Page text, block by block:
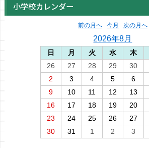
小学校カレンダー
前の月へ 今月 次の月へ
2026年8月
日 月 火 水 木
26
27 28 29 30
2
3 4 5 6
9
10 11 12 13
16
17 18 19 20
23
24 25 26 27
30
31 1 2 3